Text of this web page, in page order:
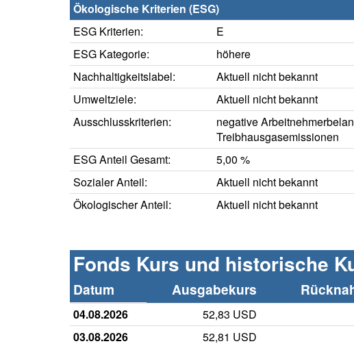
Ökologische Kriterien (ESG)
ESG Kriterien:
E
ESG Kategorie:
höhere
Nachhaltigkeitslabel:
Aktuell nicht bekannt
Umweltziele:
Aktuell nicht bekannt
Ausschlusskriterien:
negative
Treibhausgasemissionen
ESG Anteil Gesamt:
5,00 %
Sozialer Anteil:
Aktuell nicht bekannt
Ökologischer Anteil:
Aktuell nicht bekannt
Fonds Kurs und historische
Datum Ausgabekurs
04.08.2026 52,83 USD
03.08.2026
52,81 USD